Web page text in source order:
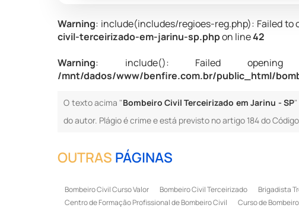
Warning: include(includes/regioes-reg.php): Failed to
civil-terceirizado-em-jarinu-sp.phpon line42
Warning: include(): Failed opening
/mnt/dados/www/benfire.com.br/public_html/
O texto acima "Bombeiro Civil Terceirizado em Jarinu - SP
do autor. Plágio é crime e está previsto no artigo 184 do
OUTRAS PÁGINAS
Bombeiro Civil Curso Valor Bombeiro Civil Terceirizado Brigadista
Centro de Formação Profissional de Bombeiro Civil
Curso de